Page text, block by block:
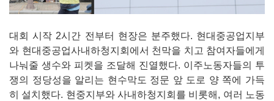
대회 시작 2시간 전부터 현장은 분주했다. 현대중공업지부
와 현대중공업사내하청지회에서 천막을 치고 참여자들에게
나눠줄 생수와 피켓을 조달해 진열했다. 이주노동자들의 투
쟁의 정당성을 알리는 현수막도 정문 앞 도로 양 쪽에 가득
히 설치했다. 현중지부와 사내하청지회를 비롯해, 여러 노동